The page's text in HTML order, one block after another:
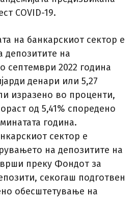
COVID-19.
на банкарскиот сектор е
депозитите на
септември 2022 година
денари или 5,27
изразено во проценти,
од 5,41% споредено
година.
сектор е
на депозитите на
преку Фондот за
секогаш подготвен
обесштетување на